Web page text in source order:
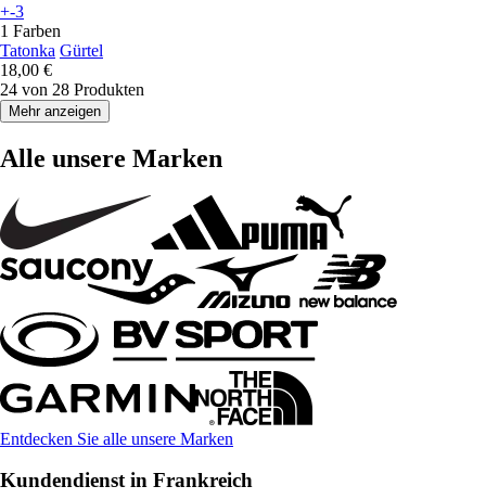
+-3
1 Farben
Tatonka Gürtel
18,00 €
24 von 28 Produkten
Mehr anzeigen
Alle unsere Marken
Entdecken Sie alle unsere Marken
Kundendienst in Frankreich